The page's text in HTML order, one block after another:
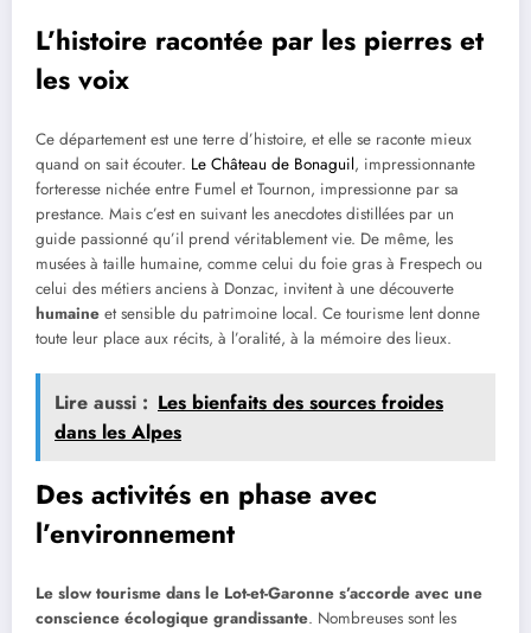
L’histoire racontée par les pierres et
les voix
Ce département est une terre d’histoire, et elle se raconte mieux
quand on sait écouter. Le Château de Bonaguil, impressionnante
forteresse nichée entre Fumel et Tournon, impressionne par sa
prestance. Mais c’est en suivant les anecdotes distillées par un
guide passionné qu’il prend véritablement vie. De même, les
musées à taille humaine, comme celui du foie gras à Frespech ou
celui des métiers anciens à Donzac, invitent à une découverte
humaine et sensible du patrimoine local. Ce tourisme lent donne
toute leur place aux récits, à l’oralité, à la mémoire des lieux.
Lire aussi : Les bienfaits des sources froides
dans les Alpes
Des activités en phase avec
l’environnement
Le slow tourisme dans le Lot-et-Garonne s’accorde avec une
conscience écologique grandissante. Nombreuses sont les